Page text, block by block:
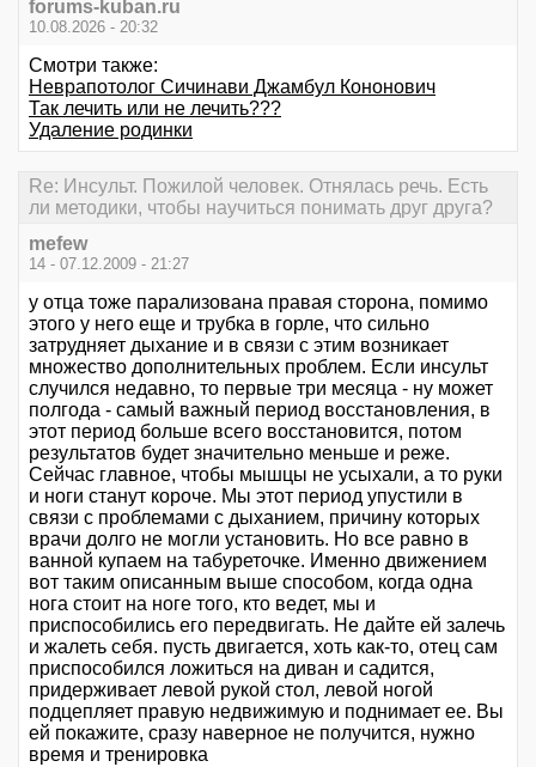
forums-kuban.ru
10.08.2026 - 20:32
Смотри также:
Неврапотолог Сичинави Джамбул Кононович
Так лечить или не лечить???
Удаление родинки
Re: Инсульт. Пожилой человек. Отнялась речь. Есть
ли методики, чтобы научиться понимать друг друга?
mefew
14 - 07.12.2009 - 21:27
у отца тоже парализована правая сторона, помимо
этого у него еще и трубка в горле, что сильно
затрудняет дыхание и в связи с этим возникает
множество дополнительных проблем. Если инсульт
случился недавно, то первые три месяца - ну может
полгода - самый важный период восстановления, в
этот период больше всего восстановится, потом
результатов будет значительно меньше и реже.
Сейчас главное, чтобы мышцы не усыхали, а то руки
и ноги станут короче. Мы этот период упустили в
связи с проблемами с дыханием, причину которых
врачи долго не могли установить. Но все равно в
ванной купаем на табуреточке. Именно движением
вот таким описанным выше способом, когда одна
нога стоит на ноге того, кто ведет, мы и
приспособились его передвигать. Не дайте ей залечь
и жалеть себя. пусть двигается, хоть как-то, отец сам
приспособился ложиться на диван и садится,
придерживает левой рукой стол, левой ногой
подцепляет правую недвижимую и поднимает ее. Вы
ей покажите, сразу наверное не получится, нужно
время и тренировка